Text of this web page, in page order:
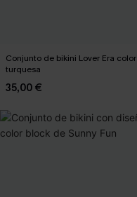
Conjunto de bikini Lover Era color
turquesa
35,00 €